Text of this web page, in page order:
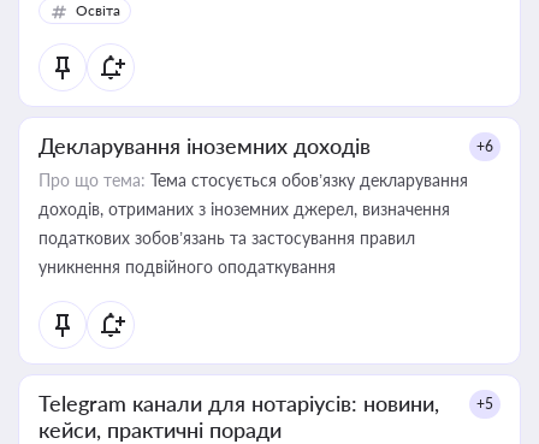
Освіта
Декларування іноземних доходів +6
Про що тема: Тема стосується обов’язку декларування
доходів, отриманих з іноземних джерел, визначення
податкових зобов’язань та застосування правил
уникнення подвійного оподаткування
Telegram канали для нотаріусів: новини,
кейси, практичні поради
+5